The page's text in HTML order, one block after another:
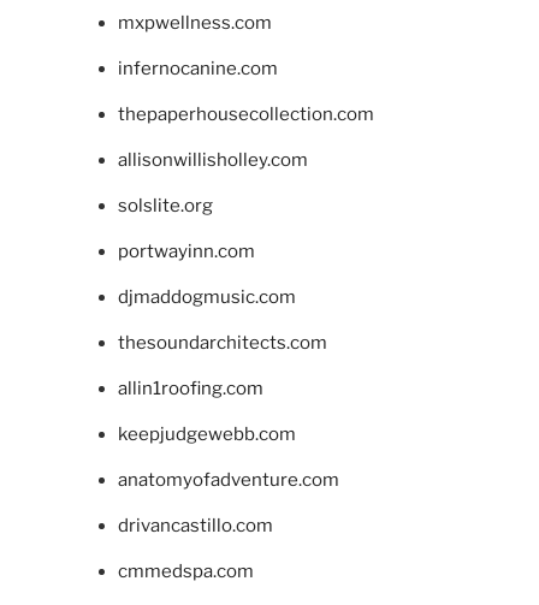
mxpwellness.com
infernocanine.com
thepaperhousecollection.com
allisonwillisholley.com
solslite.org
portwayinn.com
djmaddogmusic.com
thesoundarchitects.com
allin1roofing.com
keepjudgewebb.com
anatomyofadventure.com
drivancastillo.com
cmmedspa.com